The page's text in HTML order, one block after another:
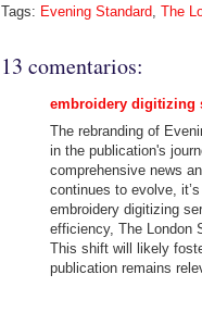
Tags: Evening Standard, The
13 comentarios:
embroidery digitizing
The rebranding of
in the publication's
comprehensive news
continues to evolve,
embroidery digitizing
efficiency, The London
This shift will likely
publication remains